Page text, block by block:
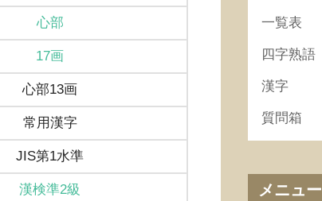
心部
17画
心部13画
常用漢字
JIS第1水準
漢検準2級
一覧表
四字熟語
漢字
質問箱
メニュー